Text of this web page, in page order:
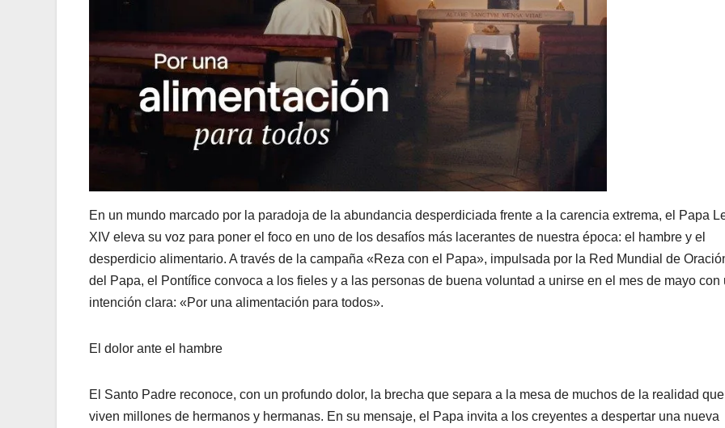
En un mundo marcado por la paradoja de la abundancia desperdiciada frente a la carencia extrema, el Papa
XIV eleva su voz para poner el foco en uno de los desafíos más lacerantes de nuestra época: el hambre y el
desperdicio alimentario. A través de la campaña «Reza con el Papa», impulsada por la Red Mundial de
del Papa, el Pontífice convoca a los fieles y a las personas de buena voluntad a unirse en el mes de mayo con
intención clara: «Por una alimentación para todos».
El dolor ante el hambre
El Santo Padre reconoce, con un profundo dolor, la brecha que separa a la mesa de muchos de la realidad que
viven millones de hermanos y hermanas. En su mensaje, el Papa invita a los creyentes a despertar una nueva